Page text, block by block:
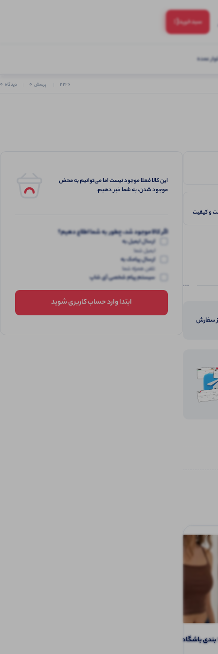
سبد‌خرید(:
عمده
2226 پرسش 0 دیدگاه 0
و کیفیت
سفارش
این کالا فعلا موجود نیست اما می‌توانیم به محض
موجود شدن، به شما خبر دهیم.
اگر کالا موجود شد، چطور به شما اطلاع دهیم؟
ارسال ایمیل به
ایمیل شما
ارسال پیامک به
تلفن همراه شما
سیستم پیام شخصی آی شاپ
ابتدا وارد حساب کاربری شوید